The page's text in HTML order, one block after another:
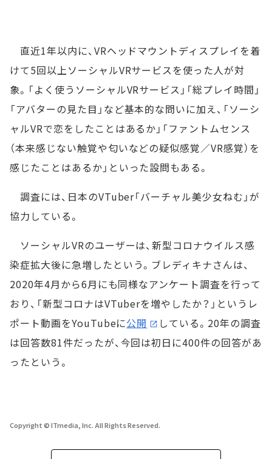
直近1年以内に、VRヘッドマウントディスプレイを着
けて5回以上ソーシャルVRサービスを使った人が対
象。「よく使うソーシャルVRサービス」「総プレイ時間」
「アバターの見た目」など基本的な問いに加え、「ソーシ
ャルVRで恋をしたことはあるか」「ファントムセンス
（本来感じない触覚や匂いなどの疑似感覚／VR感覚）を
感じたことはあるか」といった設問もある。
調査には、日本のVTuber「バーチャル美少女ねむ」が
協力している。
ソーシャルVRのユーザーは、新型コロナウイルス感
染症拡大後に急増したという。ブレディキナさんは、
2020年4月から6月にも同様なアンケート調査を行って
おり、「新型コロナはVTuberを増やしたか？」というレ
ポート動画をYouTubeに公開
している。20年の調査
は回答数81件だったが、今回は初日に400件の回答があ
ったという。
Copyright © ITmedia, Inc. All Rights Reserved.